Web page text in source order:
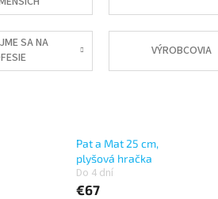
SA NA
VÝROBCOVIA
Pat a Mat 25 cm,
plyšová hračka
Do 4 dní
€67